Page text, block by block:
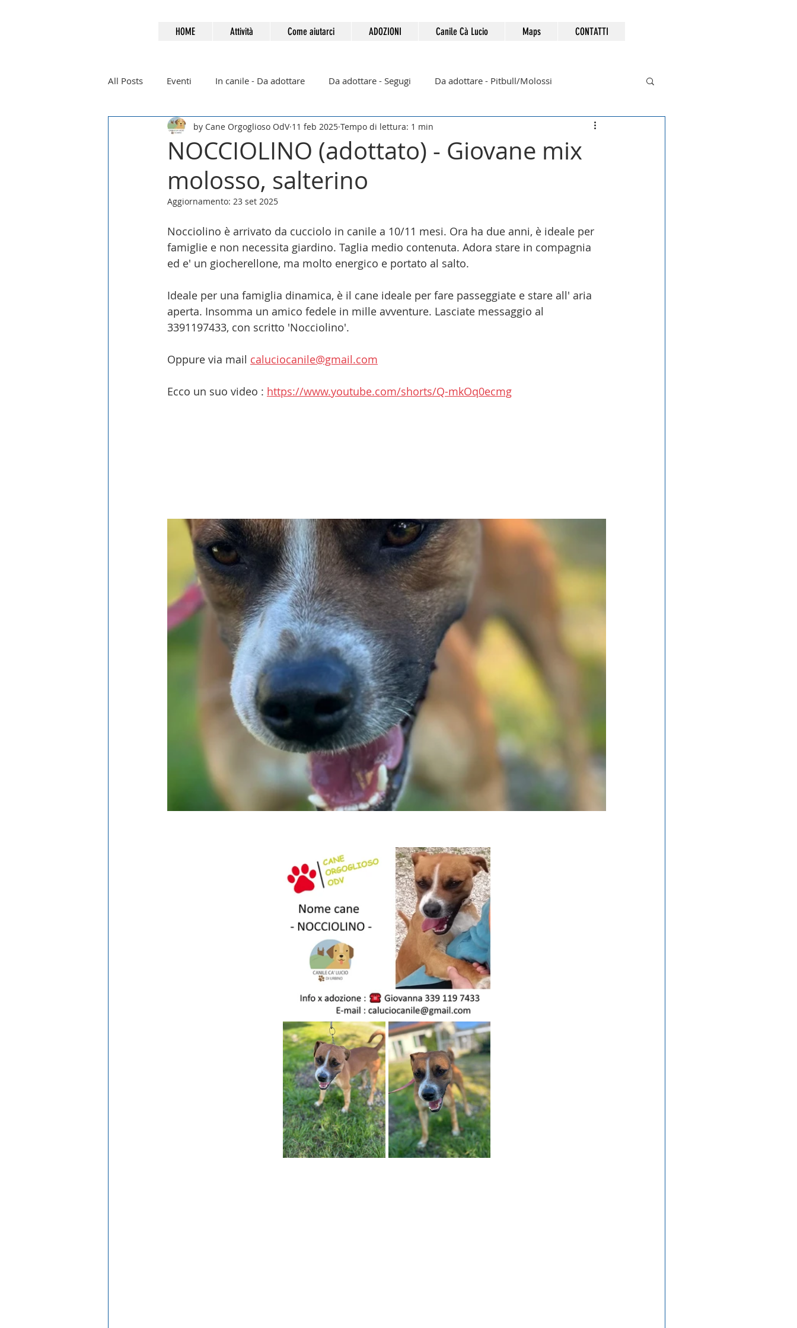
HOME Attività Come aiutarci ADOZIONI Canile Cà Lucio Maps CONTATTI
All Posts Eventi In canile - Da adottare Da adottare - Segugi Da adottare - Pitbull/Molossi
Già adottati (2024) Tigre Già adottati (2025) Già adottati (2026)
NOCCIOLINO (adottato) - Giovane mix
molosso, salterino
by Cane Orgoglioso OdV 11 feb 2025 Tempo di lettura: 1 min
Aggiornamento: 23 set 2025
Nocciolino è arrivato da cucciolo in canile a 10/11 mesi. Ora ha due anni, è ideale per
famiglie e non necessita giardino. Taglia medio contenuta. Adora stare in compagnia
ed e' un giocherellone, ma molto energico e portato al salto.
Ideale per una famiglia dinamica, è il cane ideale per fare passeggiate e stare all' aria
aperta. Insomma un amico fedele in mille avventure. Lasciate messaggio al
3391197433, con scritto 'Nocciolino'.
Oppure via mail caluciocanile@gmail.com
Ecco un suo video : https://www.youtube.com/shorts/Q-mkOq0ecmg